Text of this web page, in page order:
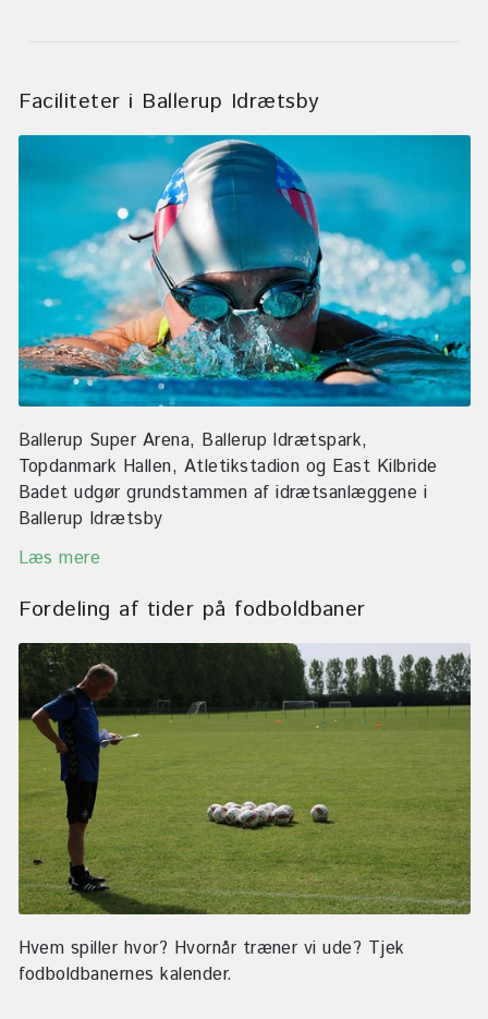
Faciliteter i Ballerup Idrætsby
Ballerup Super Arena, Ballerup Idrætspark,
Topdanmark Hallen, Atletikstadion og East Kilbride
Badet udgør grundstammen af idrætsanlæggene i
Ballerup Idrætsby
Læs mere
Fordeling af tider på fodboldbaner
Hvem spiller hvor? Hvornår træner vi ude? Tjek
fodboldbanernes kalender.